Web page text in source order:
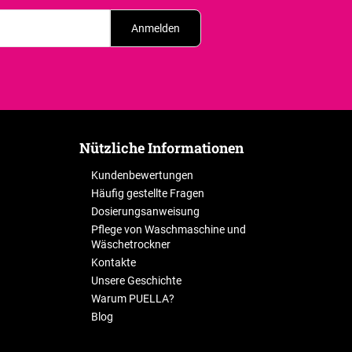
Anmelden
Nützliche Informationen
Kundenbewertungen
Häufig gestellte Fragen
Dosierungsanweisung
Pflege von Waschmaschine und
Wäschetrockner
Kontakte
Unsere Geschichte
Warum PUELLA?
Blog